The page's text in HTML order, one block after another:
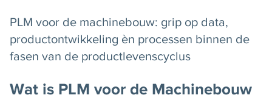
PLM voor de machinebouw: grip op data,
productontwikkeling èn processen binnen de
fasen van de productlevenscyclus
Wat is PLM voor de Machinebouw